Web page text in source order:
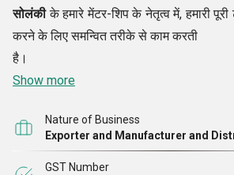
सोलंकीके हमारे मेंटर-शिप के नेतृत्व में, हमारी पूरी
करने के लिए समन्वित तरीके से काम करती
है।
Show more
Nature of Business
Exporter and Manufacturer and
GST Number